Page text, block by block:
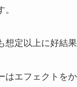
想定以上に好結果
はエフェクトを